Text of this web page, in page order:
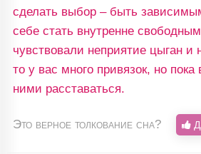
сделать выбор – быть
себе стать внутренне
чувствовали неприятие цыган и
то у вас много привязок, но пока
ними расставаться.
Это верное толкование сна?